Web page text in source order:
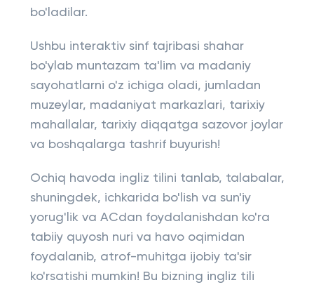
bo'ladilar.
Ushbu interaktiv sinf tajribasi shahar
bo'ylab muntazam ta'lim va madaniy
sayohatlarni o'z ichiga oladi, jumladan
muzeylar, madaniyat markazlari, tarixiy
mahallalar, tarixiy diqqatga sazovor joylar
va boshqalarga tashrif buyurish!
Ochiq havoda ingliz tilini tanlab, talabalar,
shuningdek, ichkarida bo'lish va sun'iy
yorug'lik va ACdan foydalanishdan ko'ra
tabiiy quyosh nuri va havo oqimidan
foydalanib, atrof-muhitga ijobiy ta'sir
ko'rsatishi mumkin! Bu bizning ingliz tili